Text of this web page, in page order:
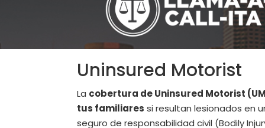
Uninsured Motorist
La cobertura de Uninsured Motorist
tus familiares si resultan lesionados en
seguro de responsabilidad civil (Bodily